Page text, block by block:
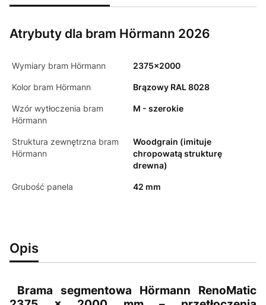
Atrybuty dla bram Hörmann 2026
Wymiary bram Hörmann 2375x2000
Kolor bram Hörmann Brązowy RAL 8028
Wzór wytłoczenia bram
Hörmann
M - szerokie
Struktura zewnętrzna bram
Hörmann
Woodgrain (imituje
chropowatą strukturę
drewna)
Grubość panela 42 mm
Opis
Brama segmentowa Hörmann RenoMatic